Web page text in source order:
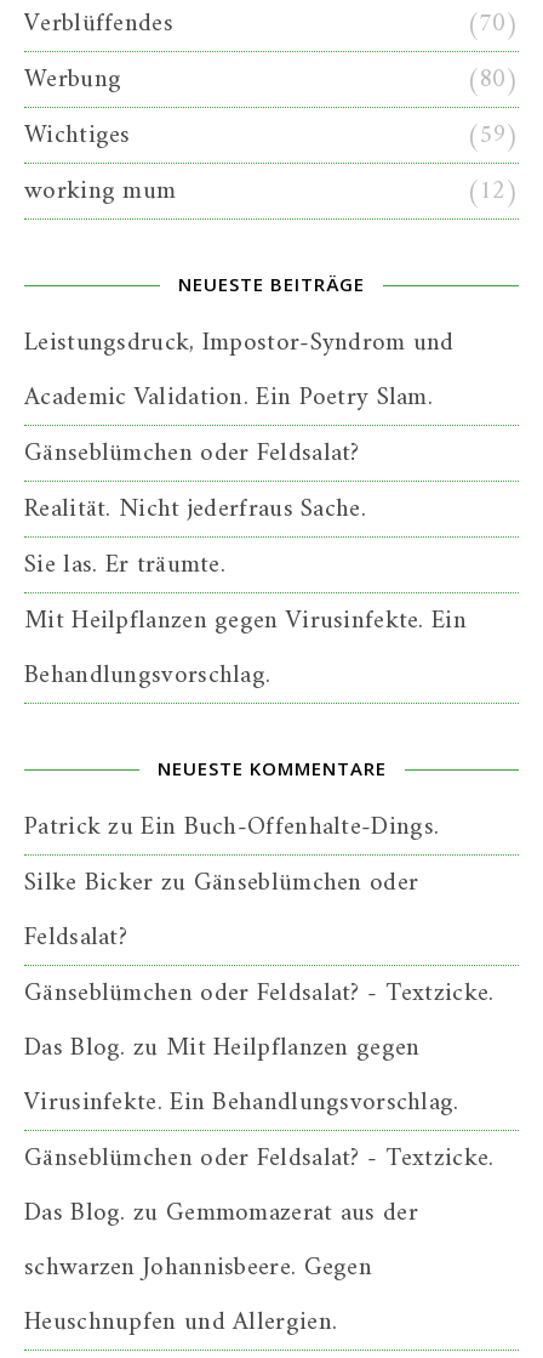
Verblüffendes
(70)
Werbung
(80)
Wichtiges
(59)
working mum
(12)
NEUESTE BEITRÄGE
Leistungsdruck, Impostor-Syndrom und
Academic Validation. Ein Poetry Slam.
Gänseblümchen oder Feldsalat?
Realität. Nicht jederfraus Sache.
Sie las. Er träumte.
Mit Heilpflanzen gegen Virusinfekte. Ein
Behandlungsvorschlag.
NEUESTE KOMMENTARE
PatrickzuEin Buch-Offenhalte-Dings.
Silke Bickerzu Gänseblümchen oder
Feldsalat?
Gänseblümchen oder Feldsalat? - Textzicke.
Das Blog. zu Mit Heilpflanzen gegen
Virusinfekte. Ein Behandlungsvorschlag.
Gänseblümchen oder Feldsalat? - Textzicke.
Das Blog. zu Gemmomazerat aus der
schwarzen Johannisbeere. Gegen
Heuschnupfen und Allergien.